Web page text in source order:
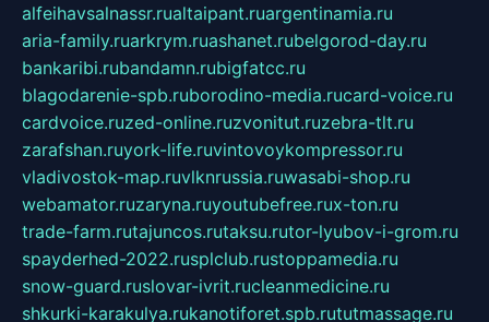
alfeihavsalnassr.rualtaipant.ruargentinamia.ru
aria-family.ruarkrym.ruashanet.rubelgorod-day.ru
bankaribi.rubandamn.rubigfatcc.ru
blagodarenie-spb.ruborodino-media.rucard-voice.ru
cardvoice.ruzed-online.ruzvonitut.ruzebra-tlt.ru
zarafshan.ruyork-life.ruvintovoykompressor.ru
vladivostok-map.ruvlknrussia.ruwasabi-shop.ru
webamator.ruzaryna.ruyoutubefree.rux-ton.ru
trade-farm.rutajuncos.rutaksu.rutor-lyubov-i-grom.ru
spayderhed-2022.rusplclub.rustoppamedia.ru
snow-guard.ruslovar-ivrit.rucleanmedicine.ru
shkurki-karakulya.rukanotiforet.spb.rututmassage.ru